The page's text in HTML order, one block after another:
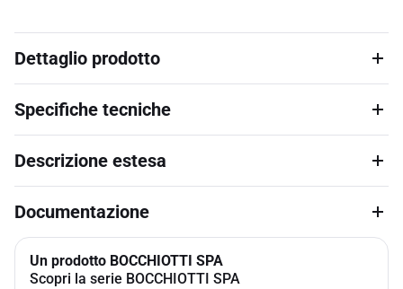
Dettaglio prodotto
Specifiche tecniche
Descrizione estesa
Documentazione
Un prodotto BOCCHIOTTI SPA
Scopri la serie BOCCHIOTTI SPA